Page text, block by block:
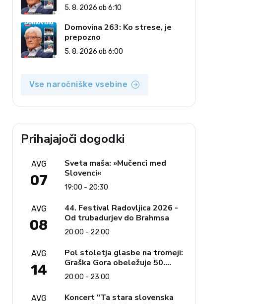
5. 8. 2026 ob 6:10
Domovina 263: Ko strese, je
prepozno
5. 8. 2026 ob 6:00
Vse naročniške vsebine
Prihajajoči dogodki
AVG
07
Sveta maša: »Mučenci med
Slovenci«
19:00 - 20:30
AVG
08
44. Festival Radovljica 2026 -
Od trubadurjev do Brahmsa
20:00 - 22:00
AVG
14
Pol stoletja glasbe na tromeji:
Graška Gora obeležuje 50.
jubilejni festival narodno-
zabavne glasbe
20:00 - 23:00
AVG
Koncert "Ta stara slovenska